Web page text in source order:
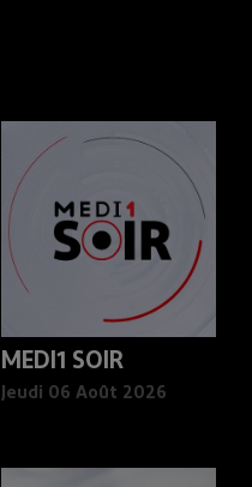
MEDI1 SOIR
Jeudi 06 Août 2026